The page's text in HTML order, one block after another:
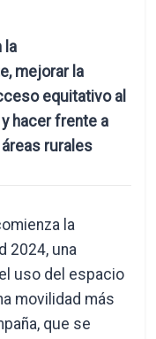
la
mejorar la
equitativo al
hacer frente a
rurales
la
2024, una
uso del espacio
movilidad más
que se